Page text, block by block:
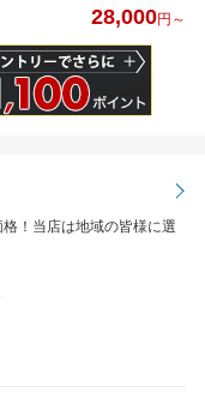
28,000円～
！当店は地域の皆様に選